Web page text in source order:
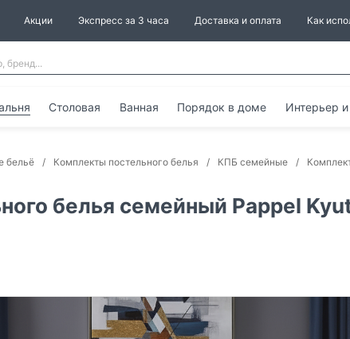
Акции Экспресс за 3 часа Доставка и оплата Как
Столовая Ванная Порядок в доме Интерьер
бельё Комплекты постельного белья КПБ семейные
белья семейный Pappel